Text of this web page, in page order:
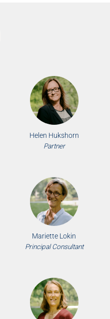
Helen Hukshorn
Partner
Mariette Lokin
Principal Consultant